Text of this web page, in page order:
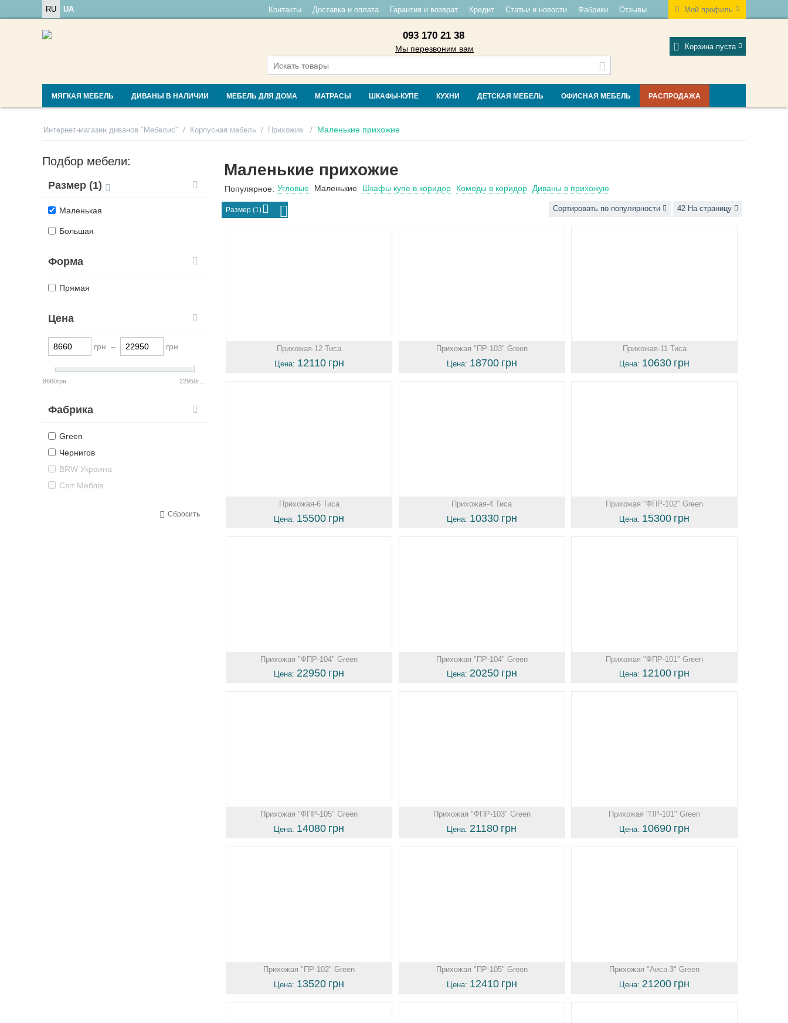
RU UA Мой профиль
Контакты Доставка и оплата Гарантия и возврат Кредит Статьи и новости Фабрики Отзывы
093 170 21 38
Мы перезвоним вам Корзина пуста
МЯГКАЯ МЕБЕЛЬ ДИВАНЫ В НАЛИЧИИ МЕБЕЛЬ ДЛЯ ДОМА МАТРАСЫ ШКАФЫ-КУПЕ КУХНИ ДЕТСКАЯ МЕБЕЛЬ ОФИСНАЯ МЕБЕЛЬ РАСПРОДАЖА
Интернет-магазин диванов "Мебелис" / Корпусная мебель / Прихожие / Маленькие прихожие
Подбор мебели:
Размер (1)
Маленькая
Большая
Форма
Прямая
Цена
грн – грн
8660грн 22950грн
Фабрика
Green
Чернигов
BRW Украина
Світ Меблів
Сбросить
Маленькие прихожие
Популярное: Угловые Маленькие Шкафы купе в коридор Комоды в коридор Диваны в прихожую
Размер (1) Сортировать по популярности 42 На страницу
Прихожая-12 Тиса
Цена: 12110 грн
Прихожая "ПР-103" Green
Цена: 18700 грн
Прихожая-11 Тиса
Цена: 10630 грн
Прихожая-6 Тиса
Цена: 15500 грн
Прихожая-4 Тиса
Цена: 10330 грн
Прихожая "ФПР-102" Green
Цена: 15300 грн
Прихожая "ФПР-104" Green
Цена: 22950 грн
Прихожая "ПР-104" Green
Цена: 20250 грн
Прихожая "ФПР-101" Green
Цена: 12100 грн
Прихожая "ФПР-105" Green
Цена: 14080 грн
Прихожая "ФПР-103" Green
Цена: 21180 грн
Прихожая "ПР-101" Green
Цена: 10690 грн
Прихожая "ПР-102" Green
Цена: 13520 грн
Прихожая "ПР-105" Green
Цена: 12410 грн
Прихожая "Аиса-3" Green
Цена: 21200 грн